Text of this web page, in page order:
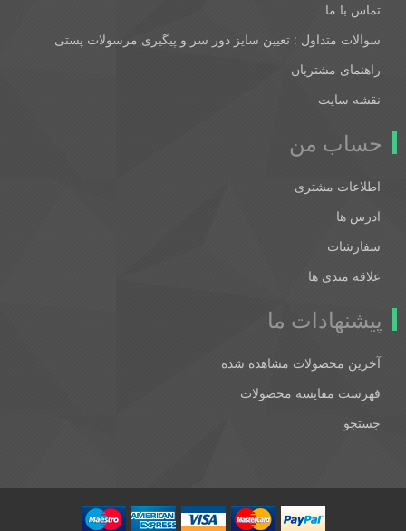
تماس با ما
سوالات متداول : تعیین سایز دور سر و پیگیری مرسولات پستی
راهنمای مشتریان
نقشه سایت
حساب من
اطلاعات مشتری
ادرس ها
سفارشات
علاقه مندی ها
پیشنهادات ما
آخرین محصولات مشاهده شده
فهرست مقایسه محصولات
جستجو